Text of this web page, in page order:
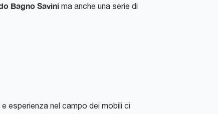
Bagno Savini ma anche una serie di
esperienza nel campo dei mobili ci